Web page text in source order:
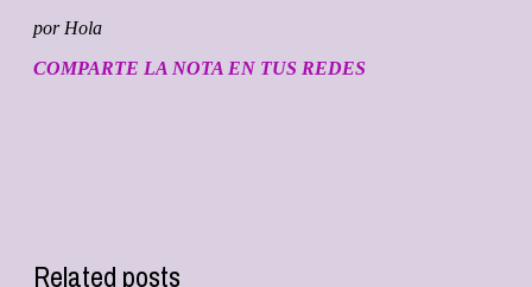
por Hola
COMPARTE LA NOTA EN TUS REDES
Related posts